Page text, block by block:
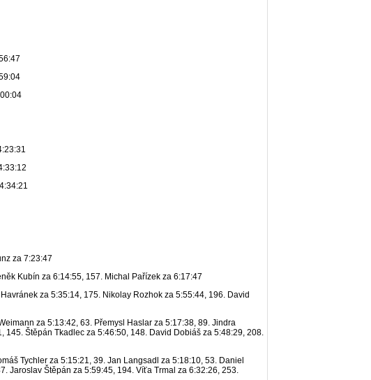
za 7:23:47
Kubín za 6:14:55, 157. Michal Pařízek za 6:17:47
za 5:35:14, 175. Nikolay Rozhok za 5:55:44, 196. David
za 5:13:42, 63. Přemysl Haslar za 5:17:38, 89. Jindra
145. Štěpán Tkadlec za 5:46:50, 148. David Dobiáš za 5:48:29, 208.
Tychler za 5:15:21, 39. Jan Langsadl za 5:18:10, 53. Daniel
Jaroslav Štěpán za 5:59:45, 194. Víťa Trmal za 6:32:26, 253.